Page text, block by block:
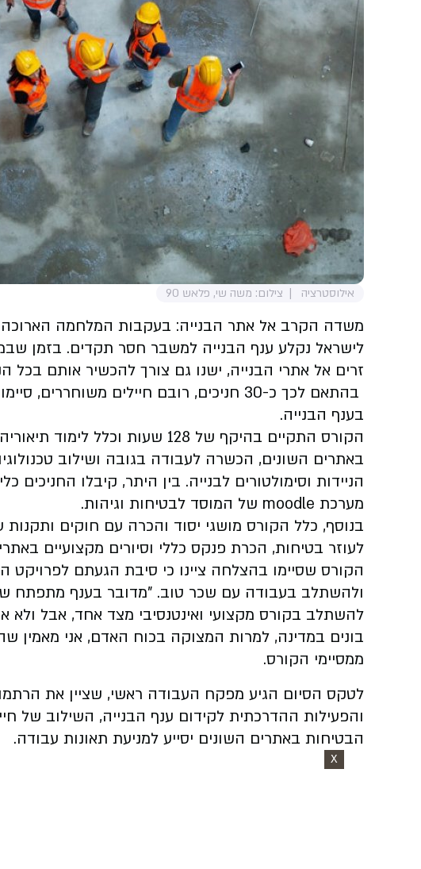
אילוסטרציה צילום: משה שי, פלאש 90
משדה הקרב אל אתר הבנייה: בעקבות המלחמה הארוכה
לישראל נקלע ענף הבנייה למשבר חסר תקדים. בזמן
זרים אל אתרי הבנייה, ישנו גם צורך להכשיר אותם בכל
בהתאם לכך כ-30 חניכים, רובם חיילים
בענף הבנייה.
הקורס התקיים בהיקף של 128 שעות
באתרים השונים, הכשרה לעבודה בגובה ושילוב
הניידות וסימולטורים לבנייה. בין היתר, קיבלו
מערכת moodle של המוסד לבטיחות וגיהות.
בנוסף, כלל הקורס מושגי יסוד והכרה עם חוקים ותקנות
לעוזר בטיחות, הכרת פנקס כללי וסיורים מקצועיים
הקורס שסיימו בהצלחה ציינו כי סיבת הגעתם לפרויקט
ולהשתלב בעבודה עם שכר טוב. "מדובר בענף מתפתח
להשתלב בקורס מקצועי ואינטנסיבי מצד אחד, אבל ולא
בונים במדינה, למרות המצוקה בכוח האדם, אני מאמין
ממסיימי הקורס.
לטקס הסיום הגיע מפקח העבודה ראשי, שציין את
והפעילות ההדרכתית לקידום ענף הבנייה, השילוב של
הבטיחות באתרים השונים יסייע למניעת תאונות עבודה.
X